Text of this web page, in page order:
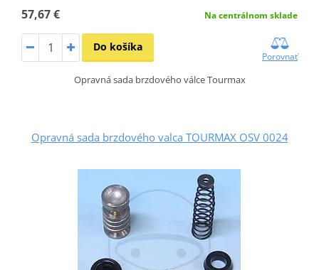
57,67 € Na centrálnom sklade
Do košíka
Porovnať
Opravná sada brzdového válce Tourmax
Opravná sada brzdového valca TOURMAX OSV 0024